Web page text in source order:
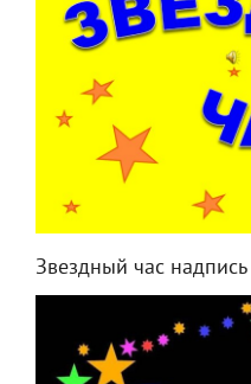
Звездный час надпись